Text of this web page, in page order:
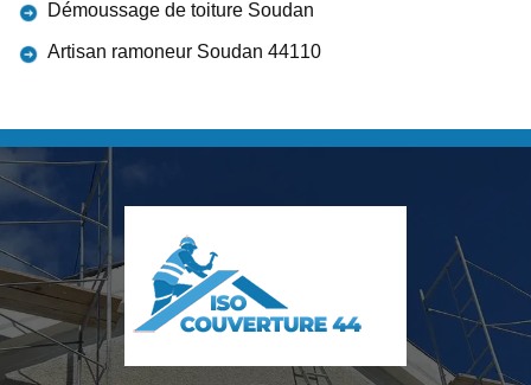
Démoussage de toiture Soudan
Artisan ramoneur Soudan 44110